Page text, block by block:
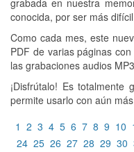
grabada en nuestra
conocida, por ser más
Como cada mes, este
PDF de varias páginas
las grabaciones audios
¡Disfrútalo! Es
permite usarlo con aún
1 2 3 4 5 6 7 8 9 10
24 25 26 27 28 29 30